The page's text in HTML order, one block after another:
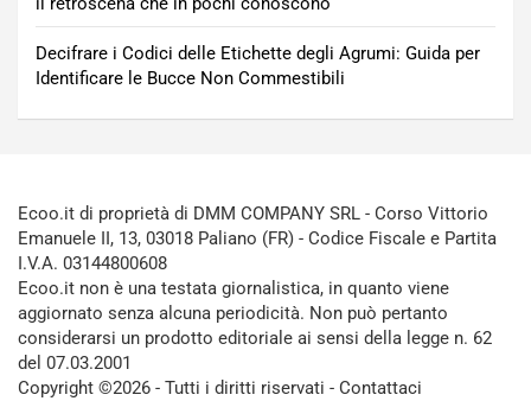
Decifrare i Codici delle Etichette degli Agrumi: Guida per
Identificare le Bucce Non Commestibili
Ecoo.it di proprietà di DMM COMPANY SRL - Corso Vittorio
Emanuele II, 13, 03018 Paliano (FR) - Codice Fiscale e Partita
I.V.A. 03144800608
Ecoo.it non è una testata giornalistica, in quanto viene
aggiornato senza alcuna periodicità. Non può pertanto
considerarsi un prodotto editoriale ai sensi della legge n. 62
del 07.03.2001
Copyright ©2026 - Tutti i diritti riservati - Contattaci